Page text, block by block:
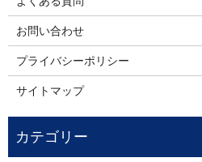
お問い合わせ
プライバシーポリシー
サイトマップ